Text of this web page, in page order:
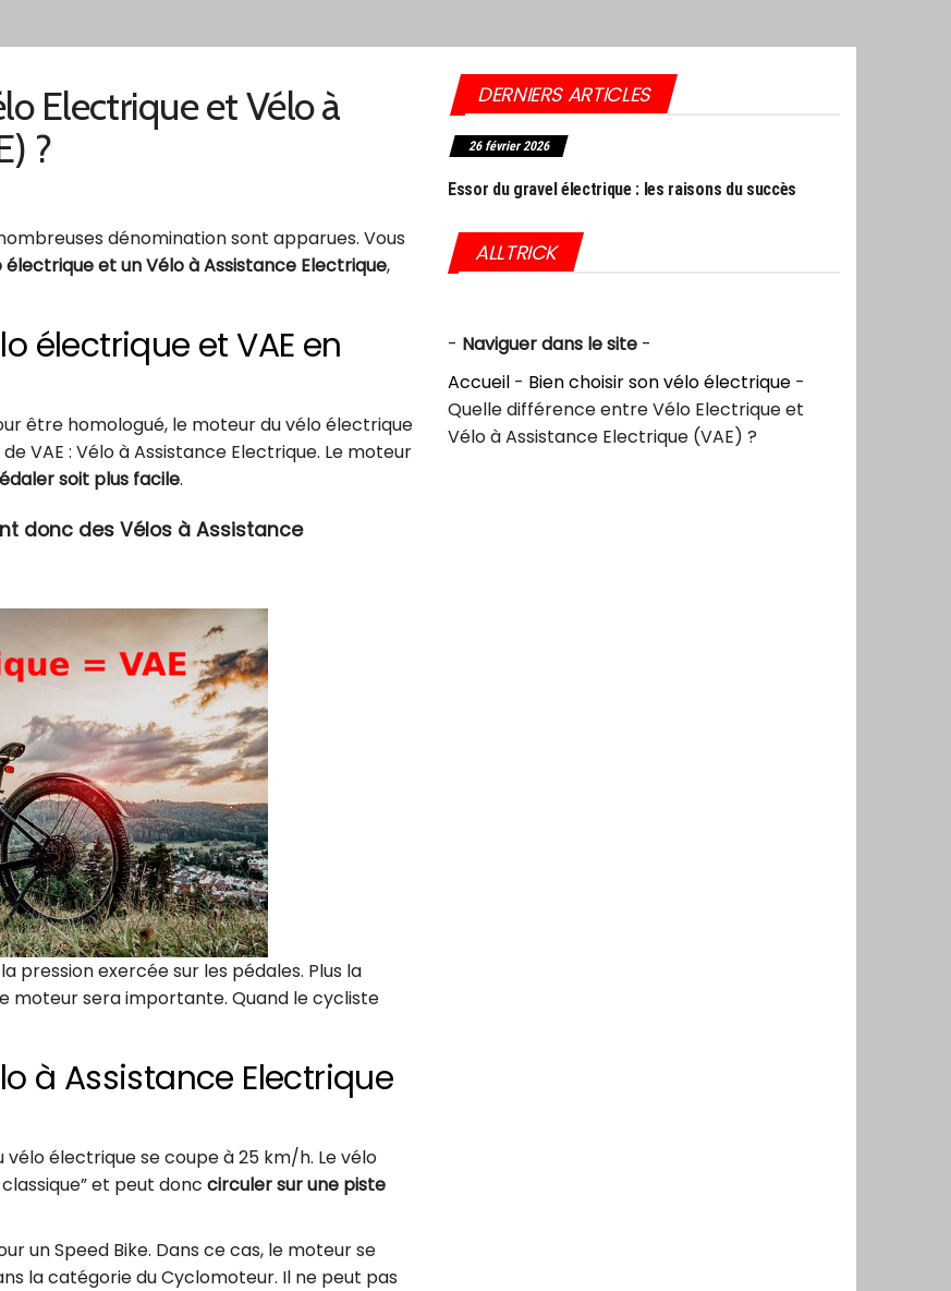
Electrique et Vélo à
?
dénomination sont apparues. Vous
et un Vélo à Assistance Electrique,
électrique et VAE en
être homologué, le moteur du vélo électrique
VAE : Vélo à Assistance Electrique. Le moteur
soit plus facile.
donc des Vélos à Assistance
pression exercée sur les pédales. Plus la
moteur sera importante. Quand le cycliste
à Assistance Electrique
vélo électrique se coupe à 25 km/h. Le vélo
et peut donc circuler sur une piste
un Speed Bike. Dans ce cas, le moteur se
la catégorie du Cyclomoteur. Il ne peut pas
DERNIERS ARTICLES
Choc dans l’industrie du vélo : Giant frappé par
Essor du gravel électrique : les raisons du succès
ALLTRICK
- Naviguer dans le site -
Accueil - Bien choisir son vélo électrique -
Quelle différence entre Vélo Electrique et
Vélo à Assistance Electrique (VAE) ?